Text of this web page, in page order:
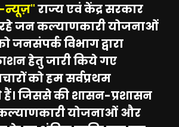
न्यूज़"राज्य एवं केंद्र सरकार
रहे जन कल्याणकारी योजनाओं
विभाग द्वारा
हेतु जारी किये गए
को हम सर्वप्रथम
हैं। जिससे की शासन-प्रशासन
योजनाओं और